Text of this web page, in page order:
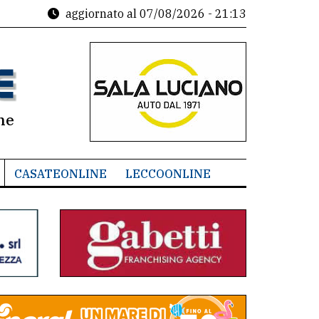
aggiornato al 07/08/2026 - 21:13
CASATEONLINE LECCOONLINE